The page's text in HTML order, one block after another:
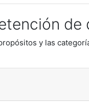
de
y las